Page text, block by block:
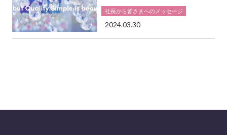
社長から皆さまへのメッセージ
2024.03.30